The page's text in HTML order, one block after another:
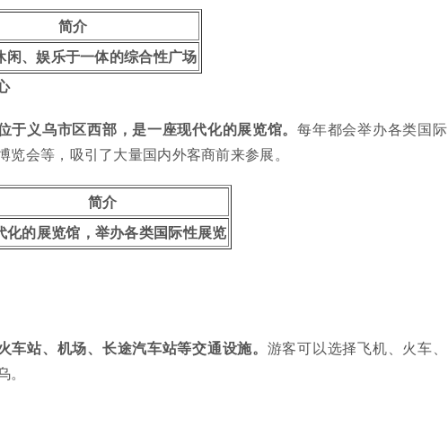
简介
闲、娱乐于一体的综合性广场
于义乌市区西部，是一座现代化的展览馆。每年都会举办各类国际
览会等，吸引了大量国内外客商前来参展。
简介
化的展览馆，举办各类国际性展览
车站、机场、长途汽车站等交通设施。 游客可以选择飞机、火车、